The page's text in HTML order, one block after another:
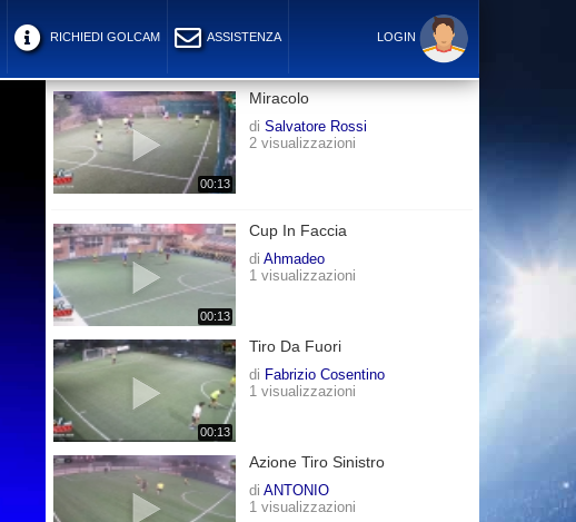
RICHIEDI GOLCAM ASSISTENZA LOGIN
00:13
Miracolo
di Salvatore Rossi
2 visualizzazioni
00:13
Cup In Faccia
di Ahmadeo
1 visualizzazioni
00:13
Tiro Da Fuori
di Fabrizio Cosentino
1 visualizzazioni
Azione Tiro Sinistro
di ANTONIO
1 visualizzazioni